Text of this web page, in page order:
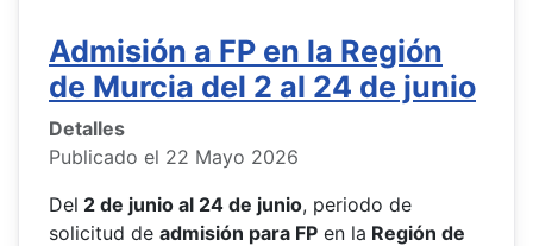
Admisión a FP en la Región
de Murcia del 2 al 24 de junio
Detalles
Publicado el 22 Mayo 2026
Del 2 de junio al 24 de junio, periodo de
solicitud de admisión para FP en la Región de